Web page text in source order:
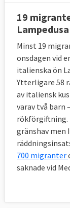
FN-
länderna.
lokala
kyrkor
förslag
Sedan
kallade
I början av
fram fler
om en
19
Lampedusa
Minst 19
onsdagen vid
italienska ön
Ytterligare 58
av italiensk
varav två barn
rökförgiftning.
gränshav men
700 migranter
saknade vid